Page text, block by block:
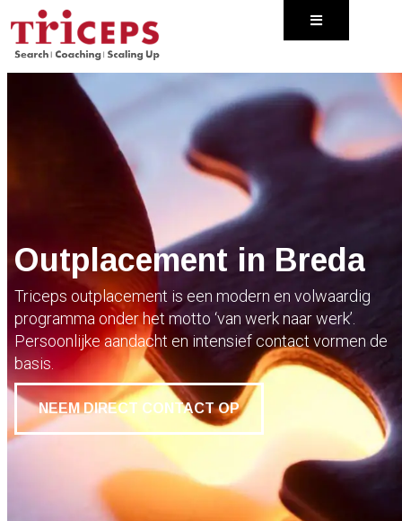
de
inhoud
springen
Outplacement in Breda
Triceps outplacement is een modern en volwaardig
programma onder het motto ‘van werk naar werk’.
Persoonlijke aandacht en intensief contact vormen de
basis.
NEEM DIRECT CONTACT OP